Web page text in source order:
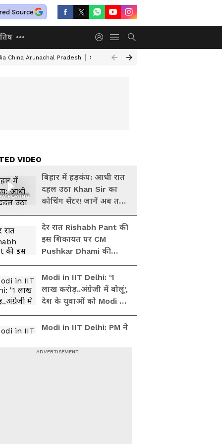
Source
China Arunachal Pradesh Saudi Turkey Pakistan Defense Pact
VIDEO
PLAYING
बिहार में हड़कंप: आधी रात
दहल उठा Khan Sir का
कोचिंग सेंटर! जानें अब तक
का लेटेस्ट अपडेट
देर रात Rishabh Pant की
इस शिकायत पर CM
Pushkar Dhami की
पहली प्रतिक्रिया
Modi in IIT Delhi: '1
लाख करोड़..अंग्रेजी में बोलूं',
देश के युवाओं को Modi ने
दिया बहुत बड़ा टास्क
Modi in IIT Delhi: PM ने
बातें, तालियों से गूंज उठा